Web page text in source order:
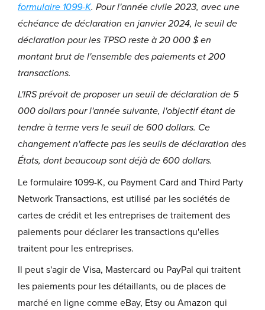
formulaire 1099-K. Pour l'année civile 2023, avec une
échéance de déclaration en janvier 2024, le seuil de
déclaration pour les TPSO reste à 20 000 $ en
montant brut de l'ensemble des paiements et 200
transactions.
L'IRS prévoit de proposer un seuil de déclaration de 5
000 dollars pour l'année suivante, l'objectif étant de
tendre à terme vers le seuil de 600 dollars. Ce
changement n'affecte pas les seuils de déclaration des
États, dont beaucoup sont déjà de 600 dollars.
Le formulaire 1099-K, ou Payment Card and Third Party
Network Transactions, est utilisé par les sociétés de
cartes de crédit et les entreprises de traitement des
paiements pour déclarer les transactions qu'elles
traitent pour les entreprises.
Il peut s'agir de Visa, Mastercard ou PayPal qui traitent
les paiements pour les détaillants, ou de places de
marché en ligne comme eBay, Etsy ou Amazon qui